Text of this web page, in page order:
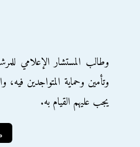
وطالب المستشار الإعلامي
وتأمين وحماية المتواجدين
يجب عليهم القيام به.